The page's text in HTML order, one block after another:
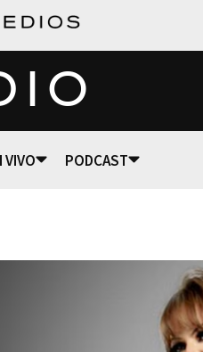
VIVO PODCAST